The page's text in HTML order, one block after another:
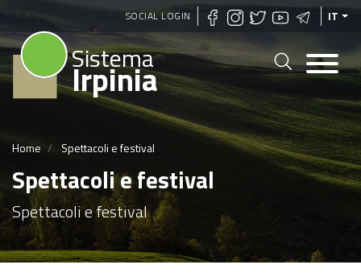
Salta
al
contenuto
principale
SOCIAL LOGIN IT
Sistema
Irpinia
Home Spettacoli e festival
Spettacoli e festival
Spettacoli e festival